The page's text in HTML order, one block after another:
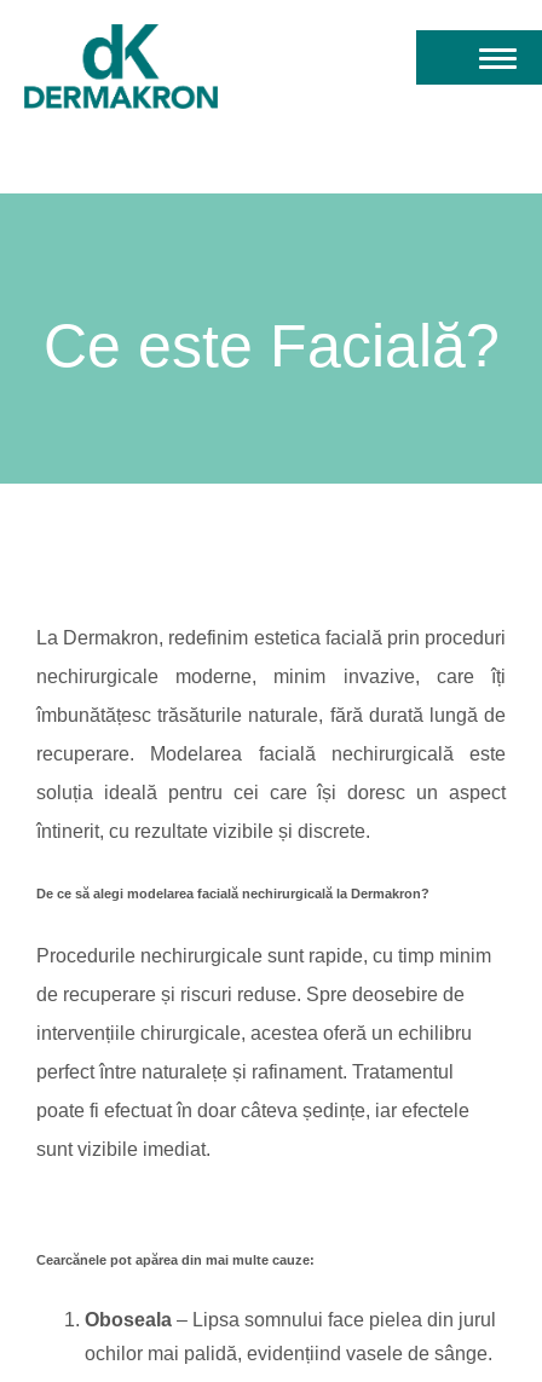
Ce este Facială?
La Dermakron, redefinim estetica facială prin proceduri
nechirurgicale moderne, minim invazive, care îți
îmbunătățesc trăsăturile naturale, fără durată lungă de
recuperare. Modelarea facială nechirurgicală este
soluția ideală pentru cei care își doresc un aspect
întinerit, cu rezultate vizibile și discrete.
De ce să alegi modelarea facială nechirurgicală la Dermakron?
Procedurile nechirurgicale sunt rapide, cu timp minim
de recuperare și riscuri reduse. Spre deosebire de
intervențiile chirurgicale, acestea oferă un echilibru
perfect între naturalețe și rafinament. Tratamentul
poate fi efectuat în doar câteva ședințe, iar efectele
sunt vizibile imediat.
Cearcănele pot apărea din mai multe cauze:
Oboseala – Lipsa somnului face pielea din jurul
ochilor mai palidă, evidențiind vasele de sânge.